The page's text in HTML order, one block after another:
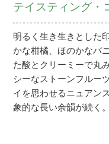
テイスティング・
明るく生き生きとした
かな柑橘、ほのかなバ
た酸とクリーミーで丸
シーなストーンフルー
イを思わせるニュアン
象的な長い余韻が続く。